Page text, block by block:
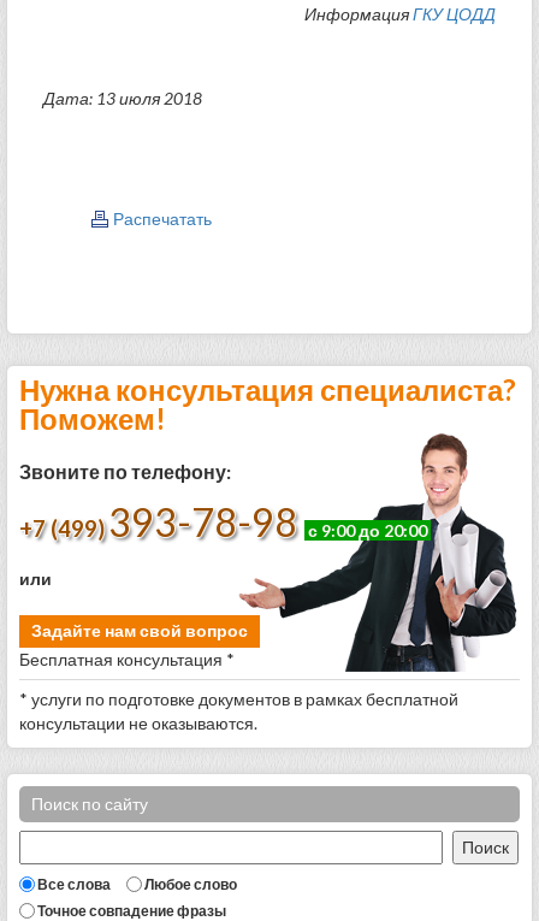
ИнформацияГКУ ЦОДД
Дата: 13 июля 2018
Распечатать
Нужна консультация специалиста?
Поможем!
Звоните по телефону:
+7 (499) 393-78-98 с 9:00 до 20:00
или
Задайте нам свой вопрос
Бесплатная консультация *
* услуги по подготовке документов в рамках бесплатной
консультации не оказываются.
Поиск по сайту
Все слова
Любое слово
Точное совпадение фразы